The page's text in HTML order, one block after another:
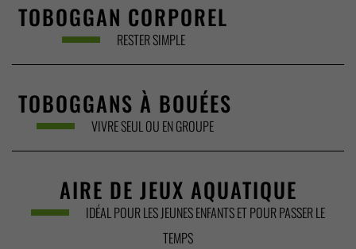
TOBOGGAN CORPOREL
RESTER SIMPLE
TOBOGGANS À BOUÉES
VIVRE SEUL OU EN GROUPE
AIRE DE JEUX AQUATIQUE
IDÉAL POUR LES JEUNES ENFANTS ET POUR PASSER LE
TEMPS